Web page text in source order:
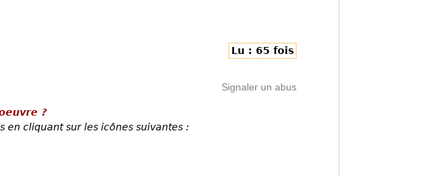
Lu : 65 fois
Signaler un abus
?
en cliquant sur les icônes suivantes :